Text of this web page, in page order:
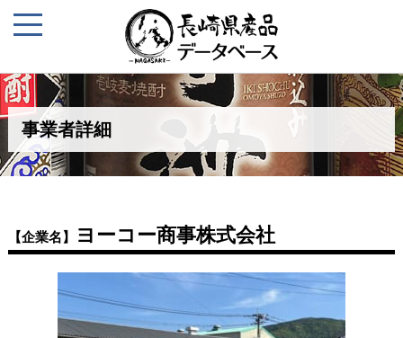
事業者詳細
【企業名】 ヨーコー商事株式会社